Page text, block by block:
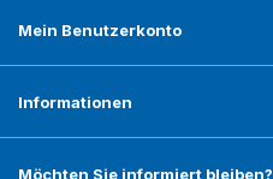
Mein Benutzerkonto
Informationen
Möchten Sie informiert bleiben?